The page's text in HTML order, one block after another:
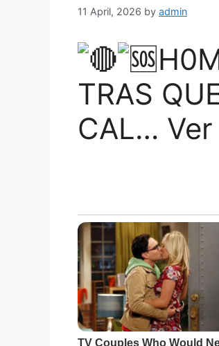
11 April, 2026 by admin
TRAS
CAL…